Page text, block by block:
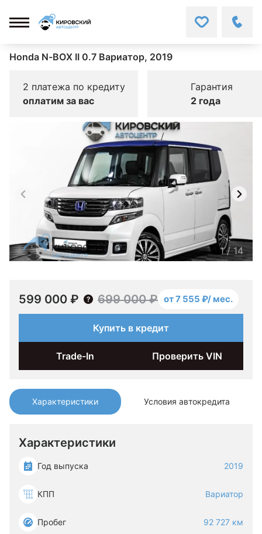
Honda N-BOX II 0.7 Вариатор, 2019
2 платежа по кредиту
оплатим за вас
Гарантия
2 года
Характеристики Условия автокредита
Характеристики
Год выпуска 2019
КПП Вариатор
Пробег 92 727 км
1/14
599 000 ₽ 699 000 ₽ от 7 555 ₽/ мес.
Купить в кредит
Trade-In Проверить VIN